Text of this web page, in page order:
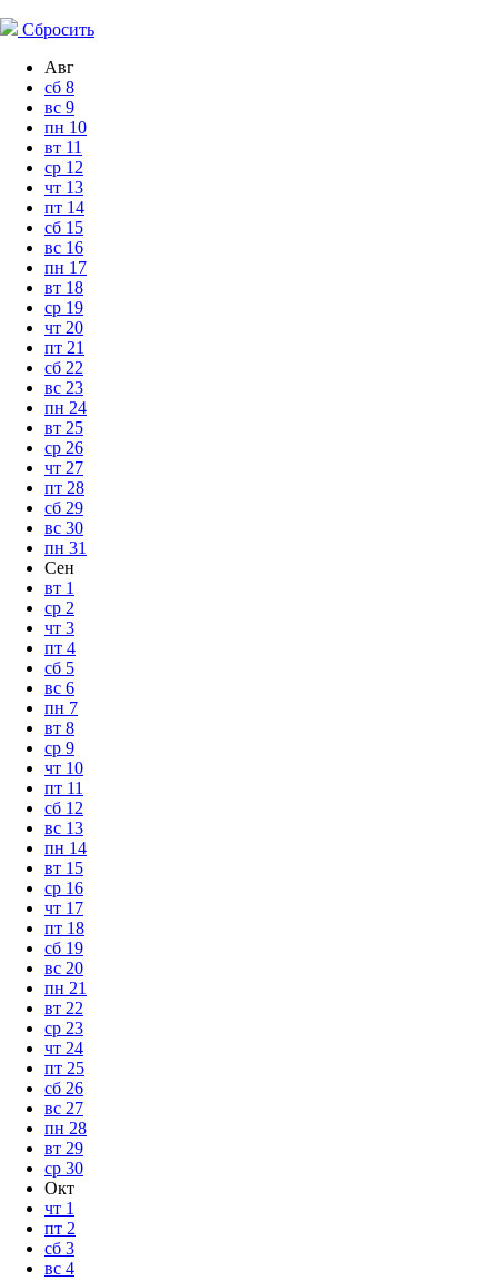
Сбросить
Авг
сб 8
вс 9
пн 10
вт 11
ср 12
чт 13
пт 14
сб 15
вс 16
пн 17
вт 18
ср 19
чт 20
пт 21
сб 22
вс 23
пн 24
вт 25
ср 26
чт 27
пт 28
сб 29
вс 30
пн 31
Сен
вт 1
ср 2
чт 3
пт 4
сб 5
вс 6
пн 7
вт 8
ср 9
чт 10
пт 11
сб 12
вс 13
пн 14
вт 15
ср 16
чт 17
пт 18
сб 19
вс 20
пн 21
вт 22
ср 23
чт 24
пт 25
сб 26
вс 27
пн 28
вт 29
ср 30
Окт
чт 1
пт 2
сб 3
вс 4